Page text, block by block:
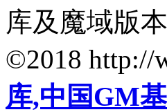
库及魔域版
©2018 http://
库,中国GM